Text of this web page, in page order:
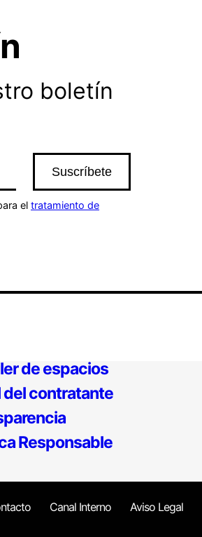
boletín
el tratamiento de
de espacios
del contratante
Responsable
Canal Interno Aviso Legal